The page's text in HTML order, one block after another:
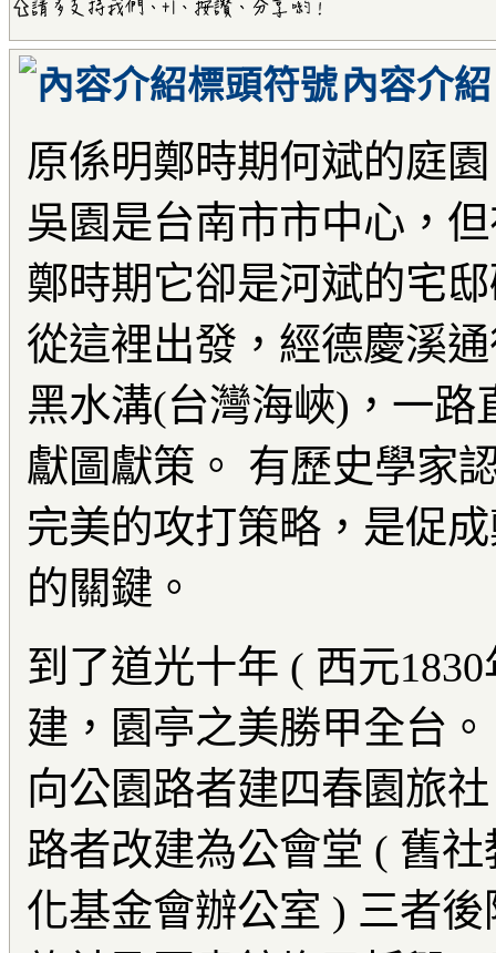
內容介紹
原係明鄭時期何斌的庭
吳園是台南市市中心，
鄭時期它卻是河斌的宅
從這裡出發，經德慶溪
黑水溝(台灣海峽)，一路
獻圖獻策。 有歷史學家
完美的攻打策略，是促
的關鍵。
到了道光十年 ( 西元
建，園亭之美勝甲全台
向公園路者建四春園旅
路者改建為公會堂 ( 舊
化基金會辦公室 ) 三者